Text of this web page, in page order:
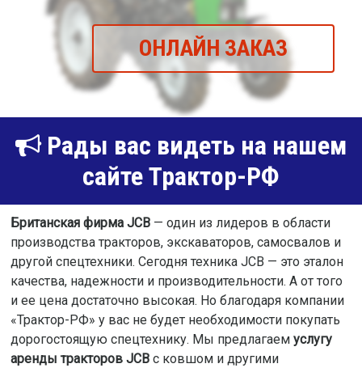
ОНЛАЙН ЗАКАЗ
Рады вас видеть на нашем
сайте Трактор-РФ
Британская фирма JCB— один из лидеров в области
производства тракторов, экскаваторов, самосвалов и
другой спецтехники. Сегодня техника JCB — это эталон
качества, надежности и производительности. А от того
и ее цена достаточно высокая. Но благодаря компании
«Трактор-РФ» у вас не будет необходимости покупать
дорогостоящую спецтехнику. Мы предлагаем услугу
аренды тракторов JCBс ковшом и другими